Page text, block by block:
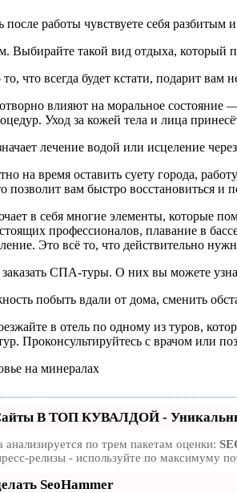
работы чувствуете себя разбитым
Выбирайте такой вид отдыха, который
что всегда будет кстати, подарит
влияют на моральное состояние
Уход за кожей тела и лица
лечение водой или исцеление
на время оставить суету города,
позволит вам быстро восстановиться и
в себя многие элементы, которые
профессионалов, плавание в
Это всё то, что действительно
СПА-туры. О них вы можете
побыть вдали от дома, сменить
в отель по одному из туров,
Проконсультируйтесь с врачом или
на минералах
В ТОП КУВАЛДОЙ -
анализируется по трем пакетам оценки:
релизы - используйте по максимуму
SeoHammer